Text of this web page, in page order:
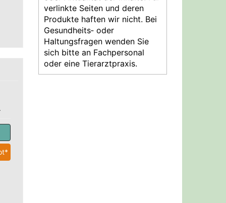
verlinkte Seiten und deren
Produkte haften wir nicht. Bei
Gesundheits‑ oder
Haltungsfragen wenden Sie
sich bitte an Fachpersonal
oder eine Tierarztpraxis.